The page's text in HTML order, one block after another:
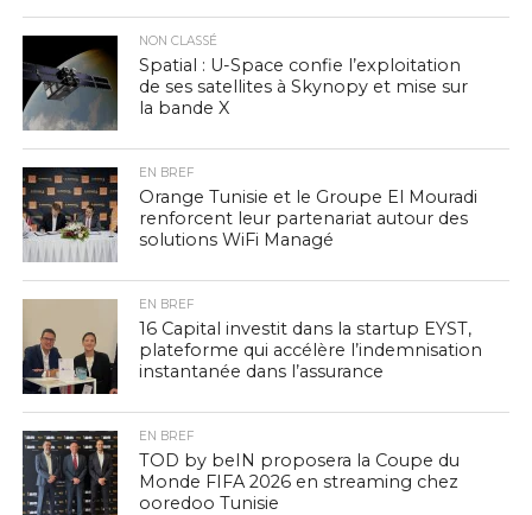
NON CLASSÉ
Spatial : U-Space confie l’exploitation
de ses satellites à Skynopy et mise sur
la bande X
EN BREF
Orange Tunisie et le Groupe El Mouradi
renforcent leur partenariat autour des
solutions WiFi Managé
EN BREF
16 Capital investit dans la startup EYST,
plateforme qui accélère l’indemnisation
instantanée dans l’assurance
EN BREF
TOD by beIN proposera la Coupe du
Monde FIFA 2026 en streaming chez
ooredoo Tunisie